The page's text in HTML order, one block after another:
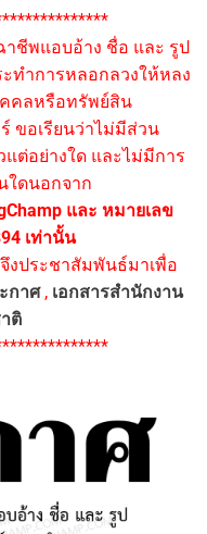
ชีพแอบอ้าง ชื่อ และ รูป
ทำการหลอกลวงให้หลง
คลหรือทรัพย์สิน
ขอเรียนว่าไม่มีส่วน
แต่อย่างใด และไม่มีการ
ใดนอกจาก
และ หมายเลข
เท่านั้น
งประชาสัมพันธ์มาเพื่อ
กาศ, เอกสารสำนักงาน
ติ